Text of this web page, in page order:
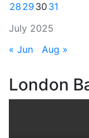
July 2025
28 29 30 31
« Jun Aug »
London